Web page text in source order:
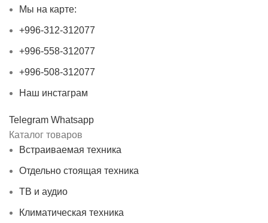
Мы на карте:
+996-312-312077
+996-558-312077
+996-508-312077
Наш инстаграм
Telegram Whatsapp
Каталог товаров
Встраиваемая техника
Отдельно стоящая техника
ТВ и аудио
Климатическая техника